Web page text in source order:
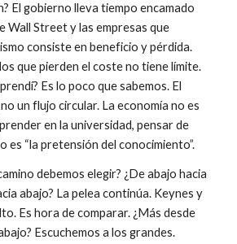
El gobierno lleva tiempo encamado
Wall Street y las empresas que
consiste en beneficio y pérdida.
que pierden el coste no tiene límite.
Es lo poco que sabemos. El
un flujo circular. La economía no es
en la universidad, pensar de
es “la pretensión del conocimiento”.
debemos elegir? ¿De abajo hacia
abajo? La pelea continúa. Keynes y
Es hora de comparar. ¿Más desde
Escuchemos a los grandes.